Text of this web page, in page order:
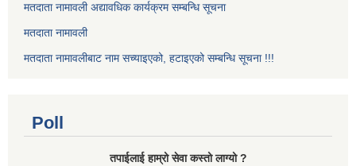
मतदाता नामावली अद्यावधिक कार्यक्रम सम्बन्धि सूचना
मतदाता नामावली
मतदाता नामावलीबाट नाम सच्याइएको, हटाइएको सम्बन्धि सूचना !!!
Poll
तपाईलाई हाम्रो सेवा कस्तो लाग्यो ?